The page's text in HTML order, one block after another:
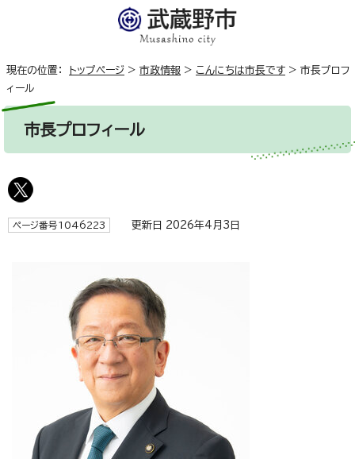
現在の位置： トップページ > 市政情報 > こんにちは市長です > 市長プロフ
ィール
市長プロフィール
ページ番号1046223 更新日 2026年4月3日